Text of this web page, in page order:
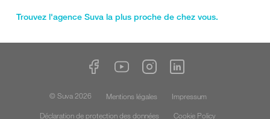
Trouvez l'agence Suva la plus proche de chez vous.
© Suva 2026 Mentions légales
Impressum
Déclaration de protection des données
Cookie Policy